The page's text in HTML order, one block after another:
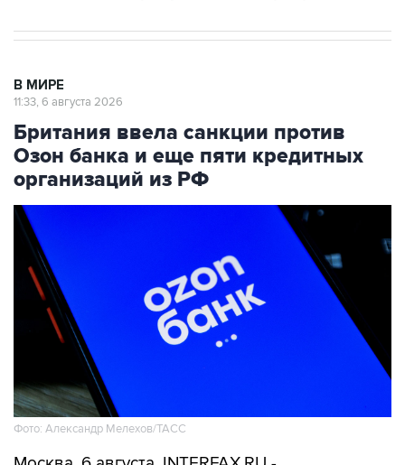
В МИРЕ
11:33, 6 августа 2026
Британия ввела санкции против
Озон банка и еще пяти кредитных
организаций из РФ
Фото: Александр Мелехов/ТАСС